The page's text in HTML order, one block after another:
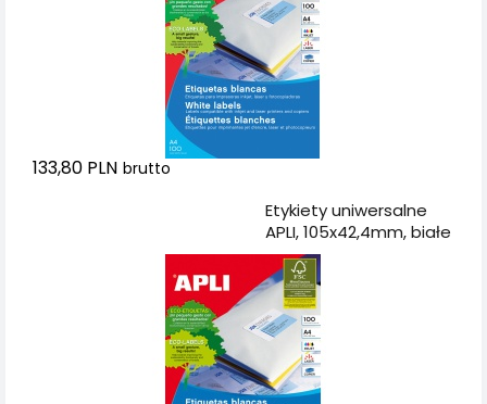
133,80 PLN brutto
Etykiety uniwersalne
APLI, 105x42,4mm, białe